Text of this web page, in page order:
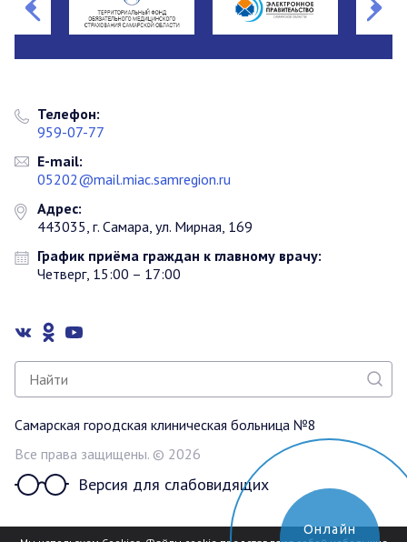
Самарская городская клиническая больница №8
Все права защищены. © 2026
Версия для слабовидящих
Телефон:
959-07-77
E-mail:
05202@mail.miac.samregion.ru
Адрес:
443035, г. Самара, ул. Мирная, 169
График приёма граждан к главному врачу:
Четверг, 15:00 – 17:00
Онлайн